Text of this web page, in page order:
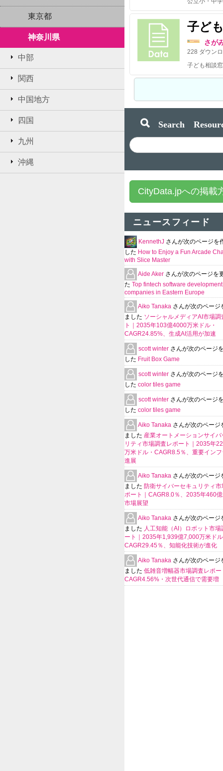
東京都
神奈川県
中部
関西
中国地方
四国
九州
沖縄
子ど
さが
228 ダウン
Search
CityData.jpへの掲載
ニュースフィード
KennethJ さんが次のページを
した How to Enjoy a Fun Arcade
with Slice Master
Aide Aker さんが次のページを
た Top fintech software development
companies in Eastern Europe
Aiko Tanaka さんが次のページ
ました ソーシャルメディアAI市場調
ト｜2035年103億4000万米ドル・
CAGR24.85%、生成AI活用が加速
scott winter さんが次のページ
した Fruit Box Game
scott winter さんが次のページ
した color tiles game
scott winter さんが次のページ
した color tiles game
Aiko Tanaka さんが次のページ
ました 産業オートメーションサイ
リティ市場調査レポート｜2035年
万米ドル・CAGR8.5％、重要イン
進展
Aiko Tanaka さんが次のページ
ました 防衛サイバーセキュリティ
ポート｜CAGR8.0％、2035年460
市場展望
Aiko Tanaka さんが次のページ
ました 人工知能（AI）ロボット市場
ート｜2035年1,939億7,000万米ド
CAGR29.45％、知能化技術が進化
Aiko Tanaka さんが次のページ
ました 低雑音増幅器市場調査レポー
CAGR4.56%・次世代通信で需要増